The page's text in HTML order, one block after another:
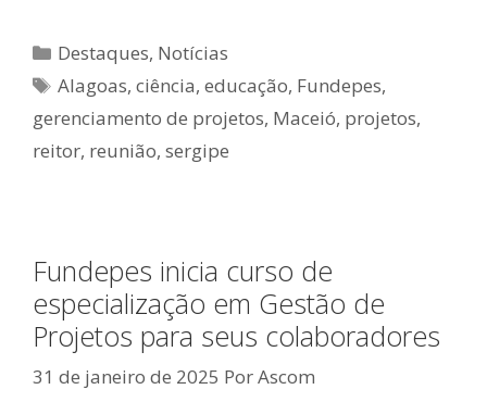
Categorias
Destaques, Notícias
Tags
Alagoas,ciência,educação, Fundepes,
gerenciamento de projetos, Maceió, projetos,
reitor, reunião, sergipe
Fundepes inicia curso de
especialização em Gestão de
Projetos para seus colaboradores
31 de janeiro de 2025 PorAscom